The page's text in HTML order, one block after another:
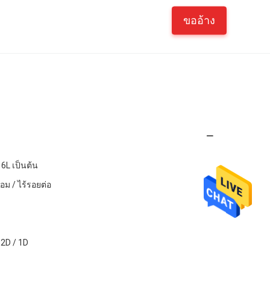
ขออ้าง
เป็นต้น
อม / ไร้รอยต่อ
/ 1D